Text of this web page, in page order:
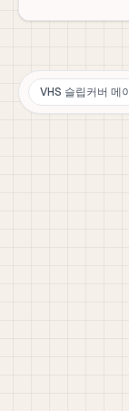
VHS 슬립커버 메